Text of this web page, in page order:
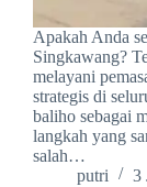
Apakah Anda
Singkawang?
melayani
strategis di
baliho sebagai
langkah yang
salah…
putri
3